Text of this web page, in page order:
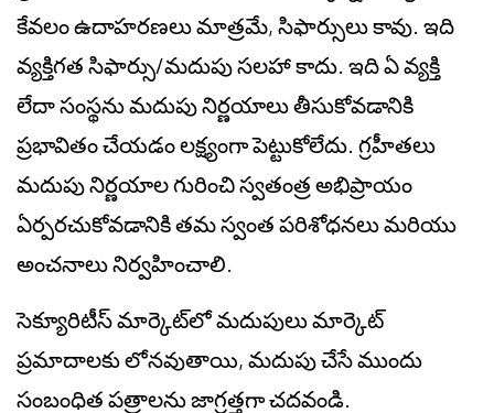
కేవలం ఉదాహరణలు మాత్రమే, సిఫార్సులు కావు. ఇది
వ్యక్తిగత సిఫార్సు/మదుపు సలహా కాదు. ఇది ఏ వ్యక్తి
లేదా సంస్థను మదుపు నిర్ణయాలు తీసుకోవడానికి
ప్రభావితం చేయడం లక్ష్యంగా పెట్టుకోలేదు. గ్రహీతలు
మదుపు నిర్ణయాల గురించి స్వతంత్ర అభిప్రాయం
ఏర్పరచుకోవడానికి తమ స్వంత పరిశోధనలు మరియు
అంచనాలు నిర్వహించాలి.
సెక్యూరిటీస్ మార్కెట్‌లో మదుపులు మార్కెట్
ప్రమాదాలకు లోనవుతాయి, మదుపు చేసే ముందు
సంబంధిత పత్రాలను జాగ్రత్తగా చదవండి.